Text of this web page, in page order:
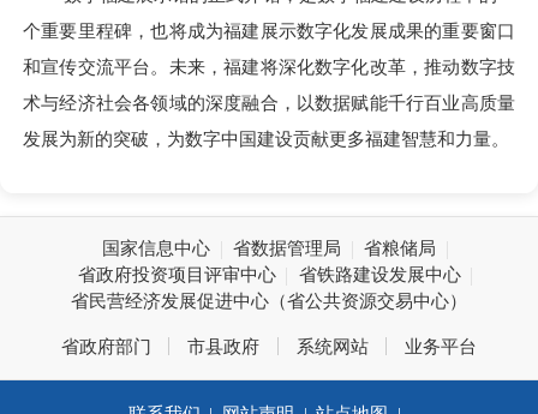
个重要里程碑，也将成为福建展示数字化发展成果的重要窗口
和宣传交流平台。未来，福建将深化数字化改革，推动数字技
术与经济社会各领域的深度融合，以数据赋能千行百业高质量
发展为新的突破，为数字中国建设贡献更多福建智慧和力量。
国家信息中心 省数据管理局
省粮储局
省政府投资项目评审中心
省铁路建设发展中心
省民营经济发展促进中心（省公共资源交易中心）
省政府部门 市县政府 系统网站 业务平台